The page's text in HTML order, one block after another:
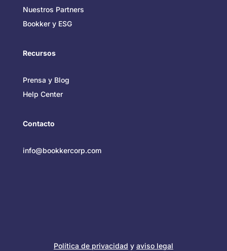
Nuestros Partners
Bookker y ESG
Recursos
Prensa y Blog
Help Center
Contacto
info@bookkercorp.com
Política de privacidad y aviso legal